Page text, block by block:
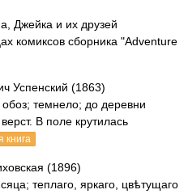
Джейка и их друзей
комиксов сборника "Adventure
Успенский (1863)
темнело; до деревни
В поле крутилась
книга
(1896)
теплаго, яркаго, цвѣтущаго